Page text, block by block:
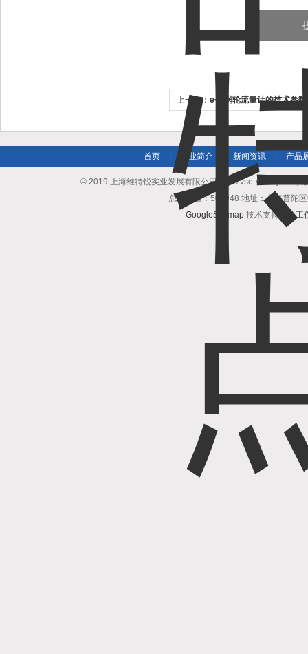
上一个： e+h涡轮流量计的技术参数
首页 企业简介 新闻资讯 产品
© 2019 上海维特锐实业发展有限公司(www.vse-victory.com)
总访问量：508948 地址：上海普陀
GoogleSitemap 技术支持： 化